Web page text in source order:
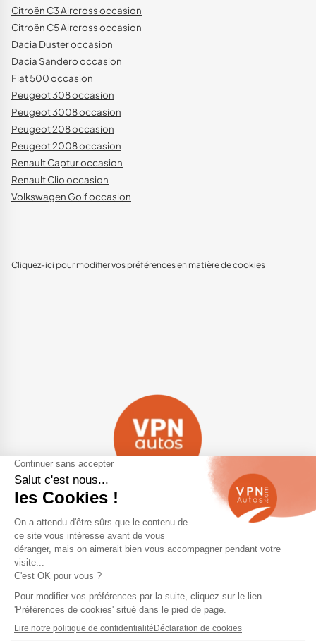
Citroën C3 Aircross occasion
Citroën C5 Aircross occasion
Dacia Duster occasion
Dacia Sandero occasion
Fiat 500 occasion
Peugeot 308 occasion
Peugeot 3008 occasion
Peugeot 208 occasion
Peugeot 2008 occasion
Renault Captur occasion
Renault Clio occasion
Volkswagen Golf occasion
Cliquez-ici pour modifier vos préférences en matière de cookies
Navigation
Qui sommes-nous ?
Contactez-nous
VPN Autos Pro - Notre site de
voitures d'occasion pour
professionnels & marchands
Plan du site
Mentions légales
Rejoindre le réseau VPN Autos
Blog
Me connecter